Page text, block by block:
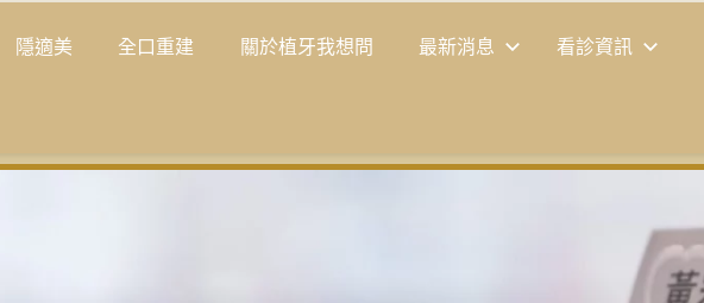
隱適美 全口重建 關於植牙我想問 最新消息 看診資訊